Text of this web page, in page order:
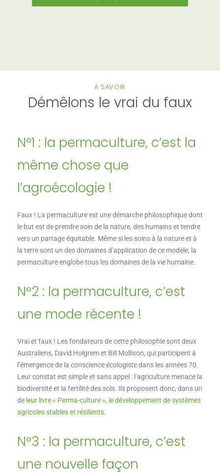
A SAVOIR
Démêlons le vrai du faux
N°1 : la permaculture, c’est la
même chose que
l’agroécologie !
Faux ! La permaculture est une démarche philosophique dont
le but est de prendre soin de la nature, des humains et tendre
vers un partage équitable. Même si les soins à la nature et à
la terre sont un des domaines d’application de ce modèle, la
permaculture englobe tous les domaines de la vie humaine.
N°2 : la permaculture, c’est
une mode récente !
Vrai et faux ! Les fondateurs de cette philosophie sont deux
Australiens, David Holgrem et Bill Mollison, qui participent à
l’émergence de la conscience écologiste dans les années 70.
Leur constat est simple et sans appel : l’agriculture menace la
biodiversité et la fertilité des sols. Ils proposent donc, dans un
de leur livre « Perma-culture », le développement de systèmes
agricoles stables et résilients.
N°3 : la permaculture, c’est
une nouvelle façon